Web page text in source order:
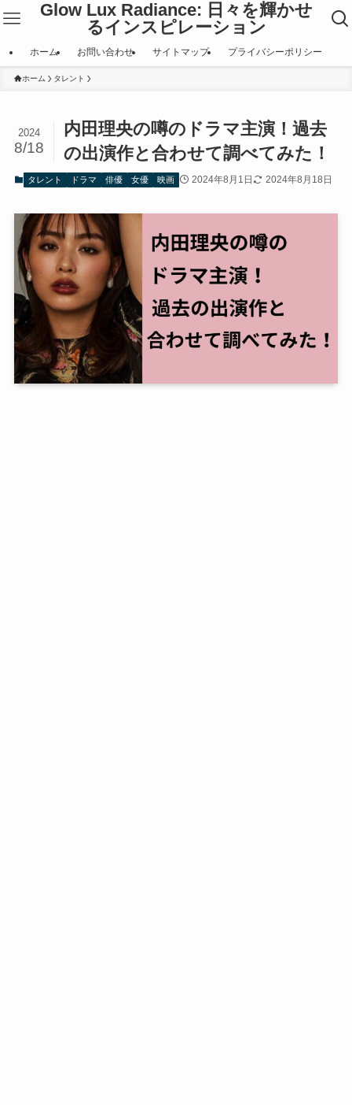
Glow Lux Radiance: 日々を輝かせ
るインスピレーション
ホーム お問い合わせ サイトマップ プライバシーポリシー
ホーム タレント
内田理央の噂のドラマ主演！過去
の出演作と合わせて調べてみた！
2024
8/18
タレント ドラマ 俳優 女優 映画 2024年8月1日 2024年8月18日